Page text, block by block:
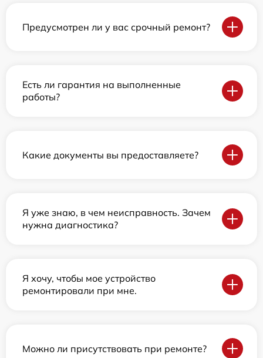
Предусмотрен ли у вас срочный ремонт?
Есть ли гарантия на выполненные
работы?
Какие документы вы предоставляете?
Я уже знаю, в чем неисправность. Зачем
нужна диагностика?
Я хочу, чтобы мое устройство
ремонтировали при мне.
Можно ли присутствовать при ремонте?